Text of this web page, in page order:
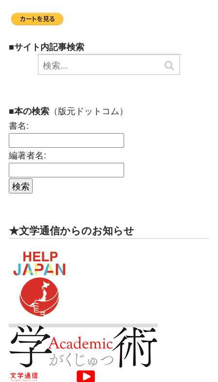
■サイト内記事検索
■本の検索 （版元ドットコム）
書名:
編著者名:
★文学通信からのお知らせ